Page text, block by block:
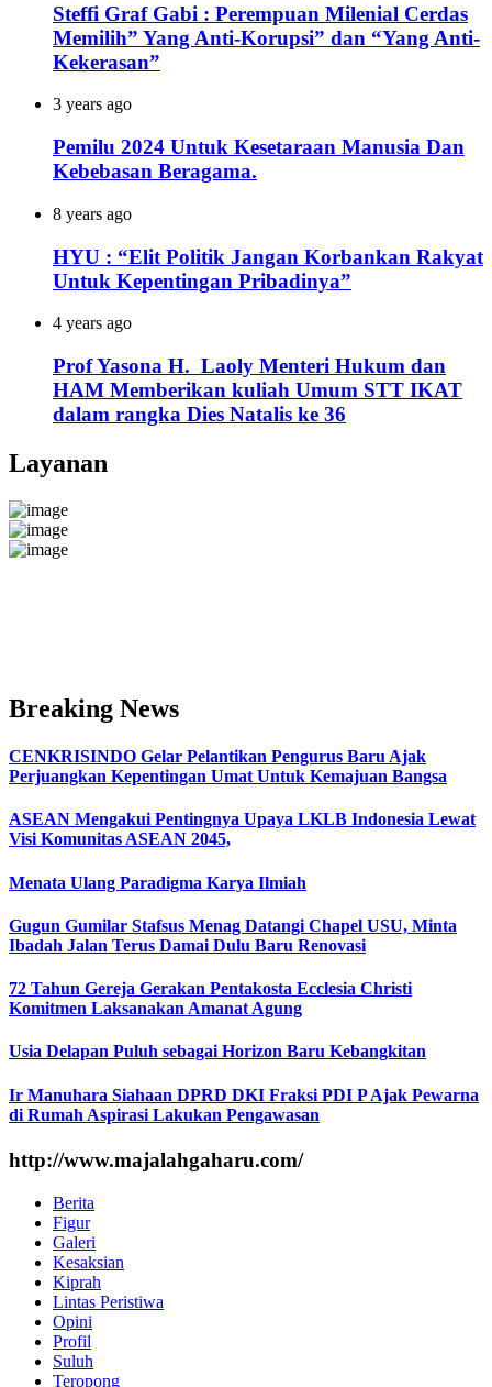
Steffi Graf Gabi : Perempuan Milenial Cerdas
Memilih” Yang Anti-Korupsi” dan “Yang Anti-
Kekerasan”
3 years ago
Pemilu 2024 Untuk Kesetaraan Manusia Dan
Kebebasan Beragama.
8 years ago
HYU : “Elit Politik Jangan Korbankan Rakyat
Untuk Kepentingan Pribadinya”
4 years ago
Prof Yasona H. Laoly Menteri Hukum dan
HAM Memberikan kuliah Umum STT IKAT
dalam rangka Dies Natalis ke 36
Layanan
Breaking News
CENKRISINDO Gelar Pelantikan Pengurus Baru Ajak
Perjuangkan Kepentingan Umat Untuk Kemajuan Bangsa
ASEAN Mengakui Pentingnya Upaya LKLB Indonesia Lewat
Visi Komunitas ASEAN 2045,
Menata Ulang Paradigma Karya Ilmiah
Gugun Gumilar Stafsus Menag Datangi Chapel USU, Minta
Ibadah Jalan Terus Damai Dulu Baru Renovasi
72 Tahun Gereja Gerakan Pentakosta Ecclesia Christi
Komitmen Laksanakan Amanat Agung
Usia Delapan Puluh sebagai Horizon Baru Kebangkitan
Ir Manuhara Siahaan DPRD DKI Fraksi PDI P Ajak Pewarna
di Rumah Aspirasi Lakukan Pengawasan
http://www.majalahgaharu.com/
Berita
Figur
Galeri
Kesaksian
Kiprah
Lintas Peristiwa
Opini
Profil
Suluh
Teropong